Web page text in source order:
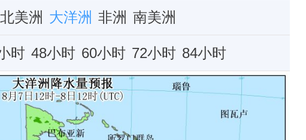
北美洲 大洋洲 非洲 南美洲
时 48小时 60小时 72小时 84小时